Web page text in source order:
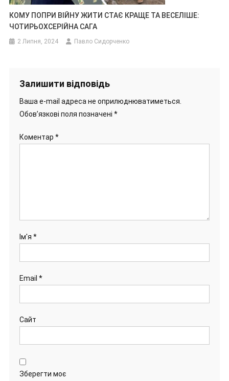
КОМУ ПОПРИ ВІЙНУ ЖИТИ СТАЄ КРАЩЕ ТА ВЕСЕЛІШЕ:
ЧОТИРЬОХСЕРІЙНА САГА
2 Липня, 2024 Павло Сидорченко
Залишити відповідь
Ваша e-mail адреса не оприлюднюватиметься.
Обов’язкові поля позначені *
Коментар *
Ім'я *
Email *
Сайт
Зберегти моє